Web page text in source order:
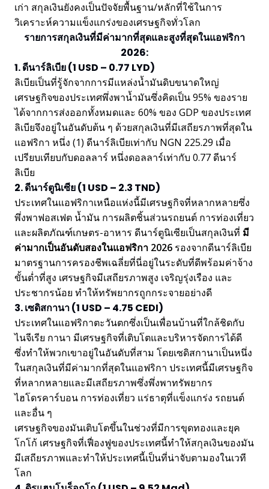
เก่า สกุลเงินยังคงเป็นปัจจัยพื้นฐาน/หลักที่ใช้ในการ
วิเคราะห์ความแข็งแกร่งของเศรษฐกิจทั่วโลก
รายการสกุลเงินที่มีค่ามากที่สุดและสูงที่สุดในแอฟริกา
2026:
1. ดีนาร์ลิเบีย (1 USD – 0.77 LYD)
ลิเบียเป็นที่รู้จักจากการมีแหล่งน้ำมันดิบขนาดใหญ่
เศรษฐกิจของประเทศพึ่งพาน้ำมันซึ่งคิดเป็น 95% ของราย
ได้จากการส่งออกทั้งหมดและ 60% ของ GDP ของประเทศ
ลิเบียจึงอยู่ในอันดับต้น ๆ ด้วยสกุลเงินที่มีเสถียรภาพที่สุดใน
แอฟริกา หนึ่ง (1) ดีนาร์ลิเบียเท่ากับ NGN 225.29 เมื่อ
เปรียบเทียบกับดอลลาร์ หนึ่งดอลลาร์เท่ากับ 0.77 ดีนาร์
ลิเบีย
2. ดีนาร์ตูนิเซีย (1 USD – 2.3 TND)
ประเทศในแอฟริกาเหนือแห่งนี้มีเศรษฐกิจที่หลากหลายซึ่ง
พึ่งพาฟอสเฟต น้ำมัน การผลิตชิ้นส่วนรถยนต์ การท่องเที่ยว
และผลิตภัณฑ์เกษตร-อาหาร ดีนาร์ตูนิเซียเป็นสกุลเงินที่ มี
ค่ามากเป็นอันดับสองในแอฟริกา 2026 รองจากดีนาร์ลิเบีย
มาตรฐานการครองชีพเฉลี่ยที่นี่อยู่ในระดับที่ดีพร้อมค่าจ้าง
ขั้นต่ำที่สูง เศรษฐกิจมีเสถียรภาพสูง เจริญรุ่งเรือง และ
ประชากรน้อย ทำให้ทรัพยากรถูกกระจายอย่างดี
3. เซดิสกานา (1 USD – 4.75 CEDI)
ประเทศในแอฟริกาตะวันตกซึ่งเป็นเพื่อนบ้านที่ใกล้ชิดกับ
ไนจีเรีย กานา มีเศรษฐกิจที่เติบโตและบริหารจัดการได้ดี
ซึ่งทำให้พวกเขาอยู่ในอันดับที่สาม โดยเซดิสกานาเป็นหนึ่ง
ในสกุลเงินที่มีค่ามากที่สุดในแอฟริกา ประเทศนี้มีเศรษฐกิจ
ที่หลากหลายและมีเสถียรภาพซึ่งพึ่งพาทรัพยากร
ไฮโดรคาร์บอน การท่องเที่ยว แร่ธาตุที่แข็งแกร่ง รถยนต์
และอื่น ๆ
เศรษฐกิจของมันเติบโตขึ้นในช่วงที่มีการขุดทองและยุค
โกโก้ เศรษฐกิจที่เฟื่องฟูของประเทศนี้ทำให้สกุลเงินของมัน
มีเสถียรภาพและทำให้ประเทศนี้เป็นที่น่าจับตามองในเวที
โลก